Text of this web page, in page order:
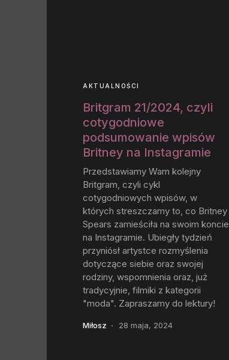
AKTUALNOŚCI
Britgram 21/2024, czyli
cotygodniowe
podsumowanie wpisów
Britney na Instagramie
Przedstawiamy Wam kolejny
Britgram, czyli cykl
cotygodniowych wpisów, w
których streszczamy to, co Britney
Spears zamieściła na swoim koncie
na Instagramie. Ubiegły tydzień
przyniósł artystce rozmyślenia
dotyczące siebie oraz swojej
rodziny, wspomnienia oraz, już
tradycyjnie, filmiki z kategorii
"moda". Zapraszamy do lektury!
Miłosz 28 maja, 2024